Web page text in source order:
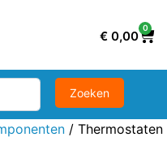
€ 0,00
0
/ Thermostaten